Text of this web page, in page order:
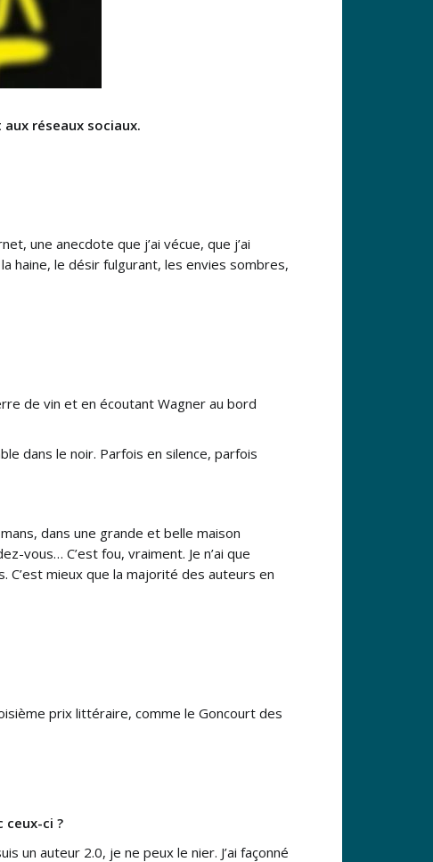
réseaux sociaux.
une anecdote que j’ai vécue, que j’ai
haine, le désir fulgurant, les envies sombres,
de vin et en écoutant Wagner au bord
dans le noir. Parfois en silence, parfois
dans une grande et belle maison
vous… C’est fou, vraiment. Je n’ai que
mieux que la majorité des auteurs en
prix littéraire, comme le Goncourt des
ceux-ci ?
un auteur 2.0, je ne peux le nier. J’ai façonné